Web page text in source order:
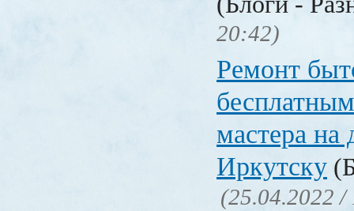
20:42)
Ремонт
мастера на
Иркутску
(25.04.2022 /